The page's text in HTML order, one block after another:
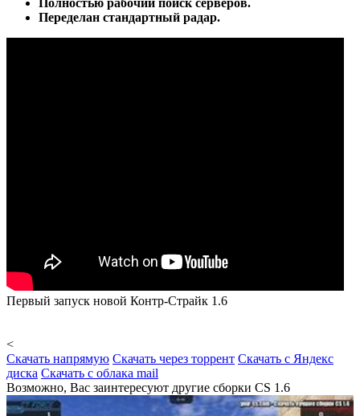
Переделан стандартный радар.
Первый запуск новой Контр-Страйк 1.6
<
Скачать напрямую Скачать через торрент Скачать с Яндекс
диска Скачать с облака mail
Возможно, Вас заинтересуют другие сборки CS 1.6